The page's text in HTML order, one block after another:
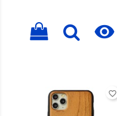

favorite_border